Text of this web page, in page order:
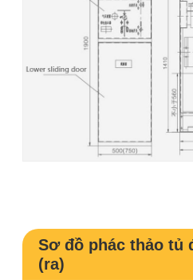
Sơ đồ phác thảo tủ
(ra)